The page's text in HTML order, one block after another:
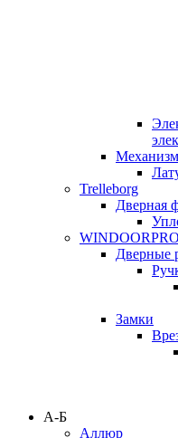
Trelleborg
Дверная
WINDOORPRO
Дверные
Замки
А-Б
Аллюр